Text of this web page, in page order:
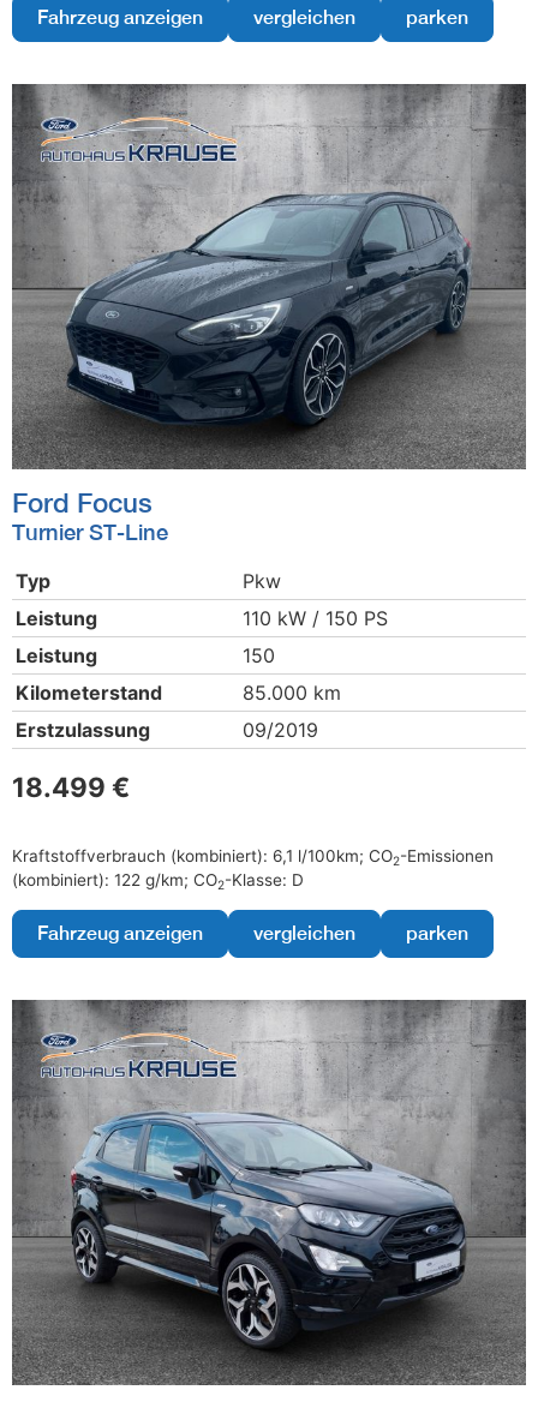
Fahrzeug anzeigen vergleichen parken
Ford Focus
Turnier ST-Line
Typ
Pkw
Leistung
110 kW / 150 PS
Leistung
150
Kilometerstand
85.000 km
Erstzulassung
09/2019
18.499 €
Kraftstoffverbrauch (kombiniert): 6,1 l/100km; CO2-Emissionen
(kombiniert): 122 g/km; CO2-Klasse: D
Fahrzeug anzeigen vergleichen parken